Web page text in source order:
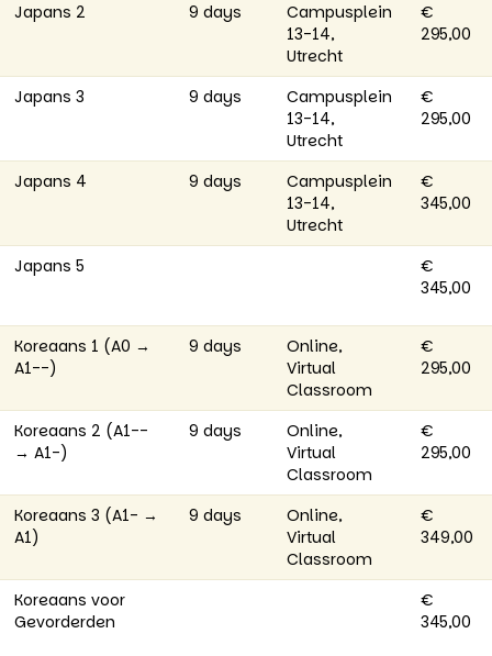
Japans 2 9 days
Campusplein
13-14,
Utrecht
€
295,00
Japans 3 9 days
Campusplein
13-14,
Utrecht
€
295,00
Japans 4 9 days
Campusplein
13-14,
Utrecht
€
345,00
Japans 5
€
345,00
Koreaans 1 (A0 →
A1--)
9 days
Online,
Virtual
Classroom
€
295,00
Koreaans 2 (A1--
→ A1-)
9 days
Online,
Virtual
Classroom
€
295,00
Koreaans 3 (A1- →
A1)
9 days
Online,
Virtual
Classroom
€
349,00
Koreaans voor
Gevorderden
€
345,00